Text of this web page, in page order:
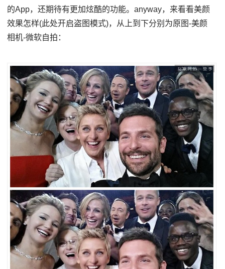
的App，还期待有更加炫酷的功能。anyway，来看看美颜
效果怎样(此处开启盗图模式)，从上到下分别为原图-美颜
相机-微软自拍：